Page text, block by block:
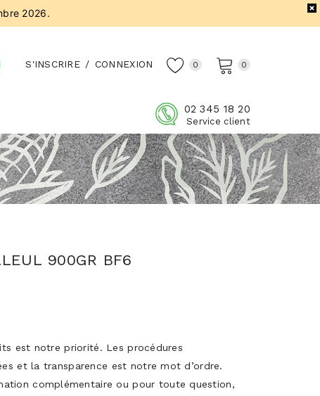
2026.
S'INSCRIRE / CONNEXION 0 0
02 345 18 20
Service client
900GR BF6
est notre priorité. Les procédures
et la transparence est notre mot d’ordre.
complémentaire ou pour toute question,